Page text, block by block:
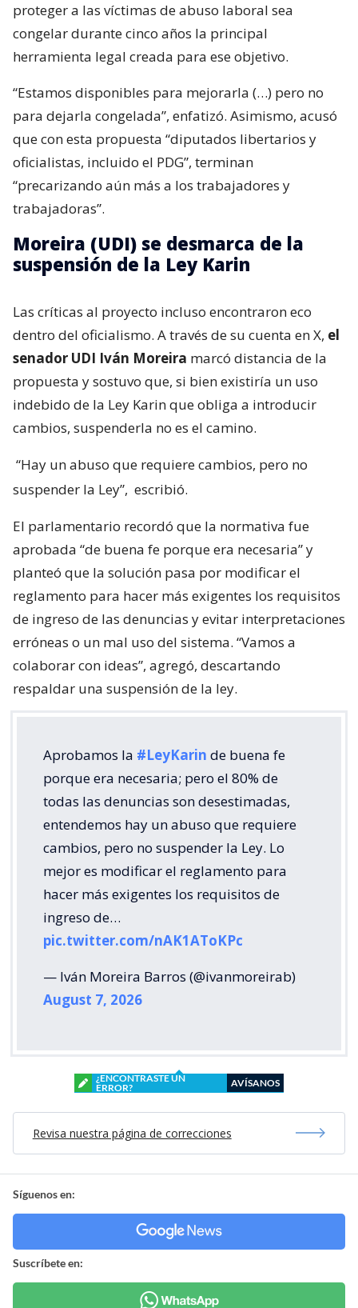
proteger a las víctimas de abuso laboral sea
congelar durante cinco años la principal
herramienta legal creada para ese objetivo.
“Estamos disponibles para mejorarla (…) pero no
para dejarla congelada”, enfatizó. Asimismo, acusó
que con esta propuesta “diputados libertarios y
oficialistas, incluido el PDG”, terminan
“precarizando aún más a los trabajadores y
trabajadoras”.
Moreira (UDI) se desmarca de la
suspensión de la Ley Karin
Las críticas al proyecto incluso encontraron eco
dentro del oficialismo. A través de su cuenta en X, el
senador UDI Iván Moreira marcó distancia de la
propuesta y sostuvo que, si bien existiría un uso
indebido de la Ley Karin que obliga a introducir
cambios, suspenderla no es el camino.
“Hay un abuso que requiere cambios, pero no
suspender la Ley”, escribió.
El parlamentario recordó que la normativa fue
aprobada “de buena fe porque era necesaria” y
planteó que la solución pasa por modificar el
reglamento para hacer más exigentes los requisitos
de ingreso de las denuncias y evitar interpretaciones
erróneas o un mal uso del sistema. “Vamos a
colaborar con ideas”, agregó, descartando
respaldar una suspensión de la ley.
Aprobamos la #LeyKarin de buena fe
porque era necesaria; pero el 80% de
todas las denuncias son desestimadas,
entendemos hay un abuso que requiere
cambios, pero no suspender la Ley. Lo
mejor es modificar el reglamento para
hacer más exigentes los requisitos de
ingreso de…
pic.twitter.com/nAK1AToKPc
— Iván Moreira Barros (@ivanmoreirab)
August 7, 2026
¿ENCONTRASTE UN
ERROR?
AVÍSANOS
Revisa nuestra página de correcciones
Síguenos en:
Suscríbete en: